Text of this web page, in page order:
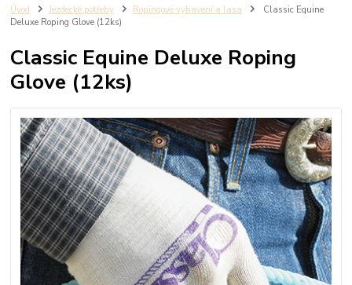
Úvod Jezdecké potřeby Ropingové vybavení a lasa
Classic Equine
Deluxe Roping Glove (12ks)
Classic Equine Deluxe Roping
Glove (12ks)